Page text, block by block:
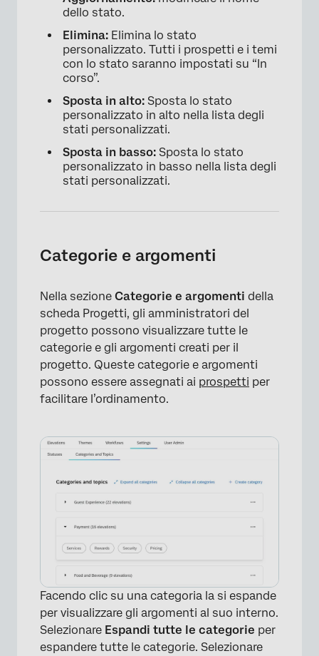
dello stato.
Elimina: Elimina lo stato
personalizzato. Tutti i prospetti e i temi
con lo stato saranno impostati su “In
corso”.
Sposta in alto: Sposta lo stato
personalizzato in alto nella lista degli
stati personalizzati.
Sposta in basso: Sposta lo stato
personalizzato in basso nella lista degli
stati personalizzati.
Categorie e argomenti
Nella sezione Categorie e argomenti della
scheda Progetti, gli amministratori del
progetto possono visualizzare tutte le
categorie e gli argomenti creati per il
progetto. Queste categorie e argomenti
possono essere assegnati ai prospetti per
facilitare l’ordinamento.
Facendo clic su una categoria la si espande
per visualizzare gli argomenti al suo interno.
Selezionare Espandi tutte le categorie per
espandere tutte le categorie. Selezionare